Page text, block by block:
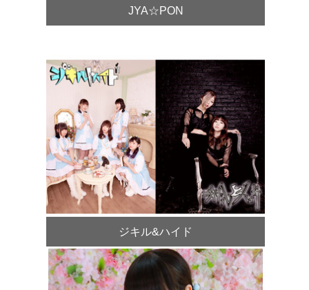
JYA☆PON
ジキル&ハイド